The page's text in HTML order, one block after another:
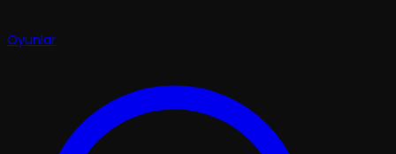
Oyunlar